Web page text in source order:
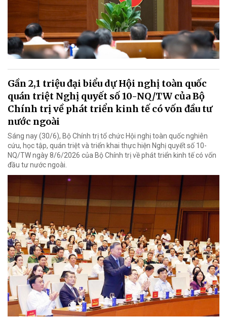
Gần 2,1 triệu đại biểu dự Hội nghị toàn quốc
quán triệt Nghị quyết số 10-NQ/TW của Bộ
Chính trị về phát triển kinh tế có vốn đầu tư
nước ngoài
Sáng nay (30/6), Bộ Chính trị tổ chức Hội nghị toàn quốc nghiên
cứu, học tập, quán triệt và triển khai thực hiện Nghị quyết số 10-
NQ/TW ngày 8/6/2026 của Bộ Chính trị về phát triển kinh tế có vốn
đầu tư nước ngoài.